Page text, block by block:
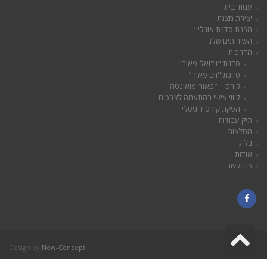
עמוד בית
יצירת מצגת
הכנת סדנת אונליין
השירותים שלנו
הדרכות
סדנת "ויז'ואל-פאור"
סדנת "זום פאור"
קורס – "פאור-פואינטה"
ליווי אישי בהתאמה לצרכים
הפקת קורס דיגיטלי
תיק עבודות
המלצות
בלוג
אודות
צרו קשר
Design by New-Concept